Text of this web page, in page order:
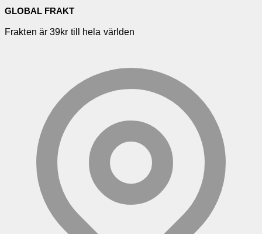
GLOBAL FRAKT
Frakten är 39kr till hela världen